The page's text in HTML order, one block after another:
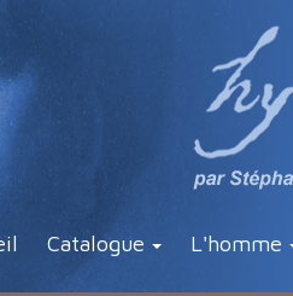
Catalogue L'homme